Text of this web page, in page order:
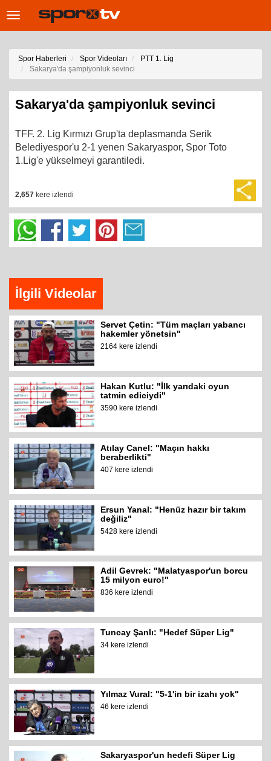
Toggle
Spor Haberleri Spor Videoları
PTT 1. Lig
Sakarya'da şampiyonluk sevinci
Sakarya'da şampiyonluk sevinci
TFF. 2. Lig Kırmızı Grup'ta deplasmanda Serik
Belediyespor'u 2-1 yenen Sakaryaspor, Spor Toto
1.Lig'e yükselmeyi garantiledi.
2,657 kere izlendi
İlgili Videolar
Servet Çetin: "Tüm maçları yabancı
hakemler yönetsin"
2164 kere izlendi
Hakan Kutlu: "İlk yarıdaki oyun
tatmin ediciydi"
3590 kere izlendi
Atılay Canel: "Maçın hakkı
beraberlikti"
407 kere izlendi
Ersun Yanal: "Henüz hazır bir takım
değiliz"
5428 kere izlendi
Adil Gevrek: "Malatyaspor'un borcu
15 milyon euro!"
836 kere izlendi
Tuncay Şanlı: "Hedef Süper Lig"
34 kere izlendi
Yılmaz Vural: "5-1'in bir izahı yok"
46 kere izlendi
Sakaryaspor'un hedefi Süper Lig